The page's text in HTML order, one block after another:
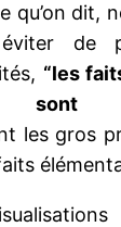
qu’on dit,
de
“les
les gros